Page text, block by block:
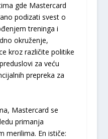
gde Mastercard
podizati svest o
treninga i
okruženje,
kroz različite politike
za veću
prepreka za
Mastercard se
primanja
merilima. En ističe: